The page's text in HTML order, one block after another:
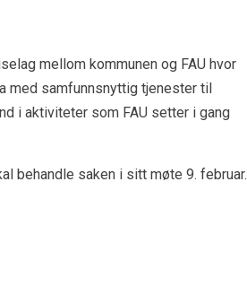
mellom kommunen og FAU hvor
med samfunnsnyttig tjenester til
i aktiviteter som FAU setter i gang
behandle saken i sitt møte 9. februar.